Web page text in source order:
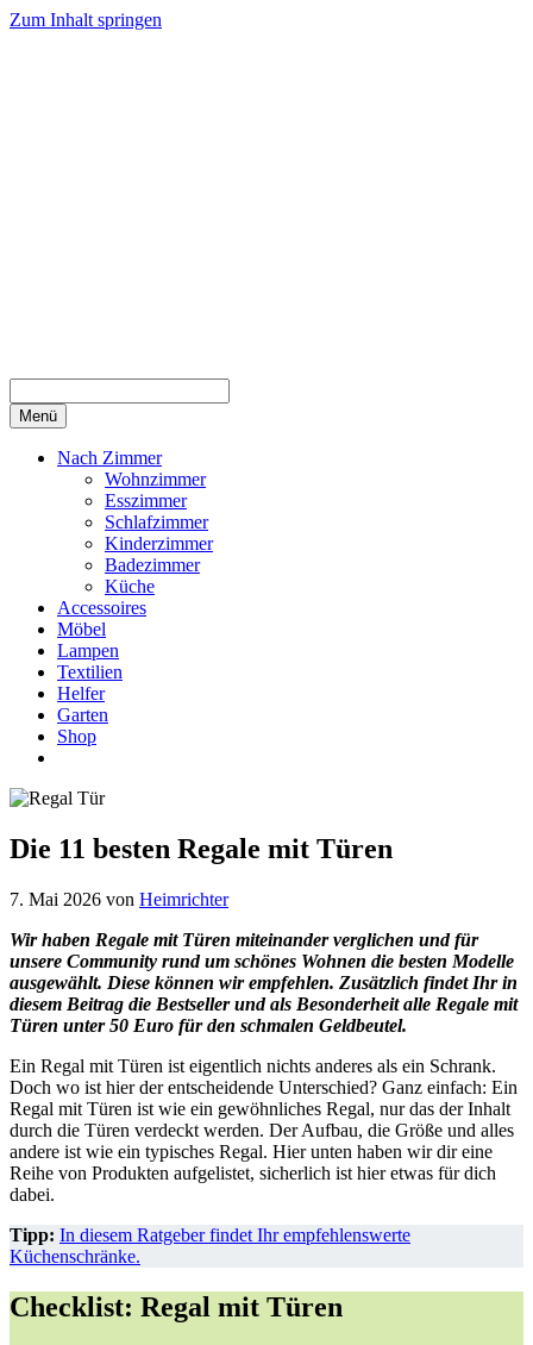
Zum Inhalt springen
Menü
Nach Zimmer
Wohnzimmer
Esszimmer
Schlafzimmer
Kinderzimmer
Badezimmer
Küche
Accessoires
Möbel
Lampen
Textilien
Helfer
Garten
Shop
Die 11 besten Regale mit Türen
7. Mai 2026 von Heimrichter
Wir haben Regale mit Türen miteinander verglichen und für
unsere Community rund um schönes Wohnen die besten Modelle
ausgewählt. Diese können wir empfehlen. Zusätzlich findet Ihr in
diesem Beitrag die Bestseller und als Besonderheit alle Regale mit
Türen unter 50 Euro für den schmalen Geldbeutel.
Ein Regal mit Türen ist eigentlich nichts anderes als ein Schrank.
Doch wo ist hier der entscheidende Unterschied? Ganz einfach: Ein
Regal mit Türen ist wie ein gewöhnliches Regal, nur das der Inhalt
durch die Türen verdeckt werden. Der Aufbau, die Größe und alles
andere ist wie ein typisches Regal. Hier unten haben wir dir eine
Reihe von Produkten aufgelistet, sicherlich ist hier etwas für dich
dabei.
Tipp: In diesem Ratgeber findet Ihr empfehlenswerte
Küchenschränke.
Checklist: Regal mit Türen